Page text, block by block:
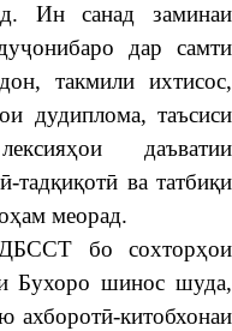
Ин санад заминаи
дар самти
такмили ихтисос,
дудиплома, таъсиси
даъватии
тадқиқотӣ ва татбиқи
меорад.
бо сохторҳои
Бухоро шинос шуда,
ахборотӣ-китобхонаи